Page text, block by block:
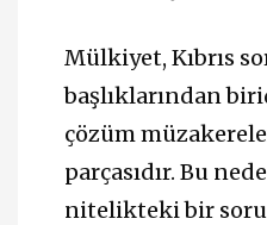
Mülkiyet, Kıbrıs
başlıklarından
çözüm
parçasıdır. Bu
nitelikteki bir